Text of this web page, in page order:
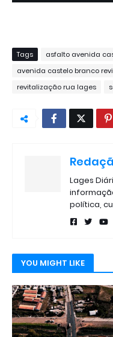
Tags asfalto avenida
avenida castelo branco
revitalização rua lages
Lages
política,
YOU MIGHT LIKE